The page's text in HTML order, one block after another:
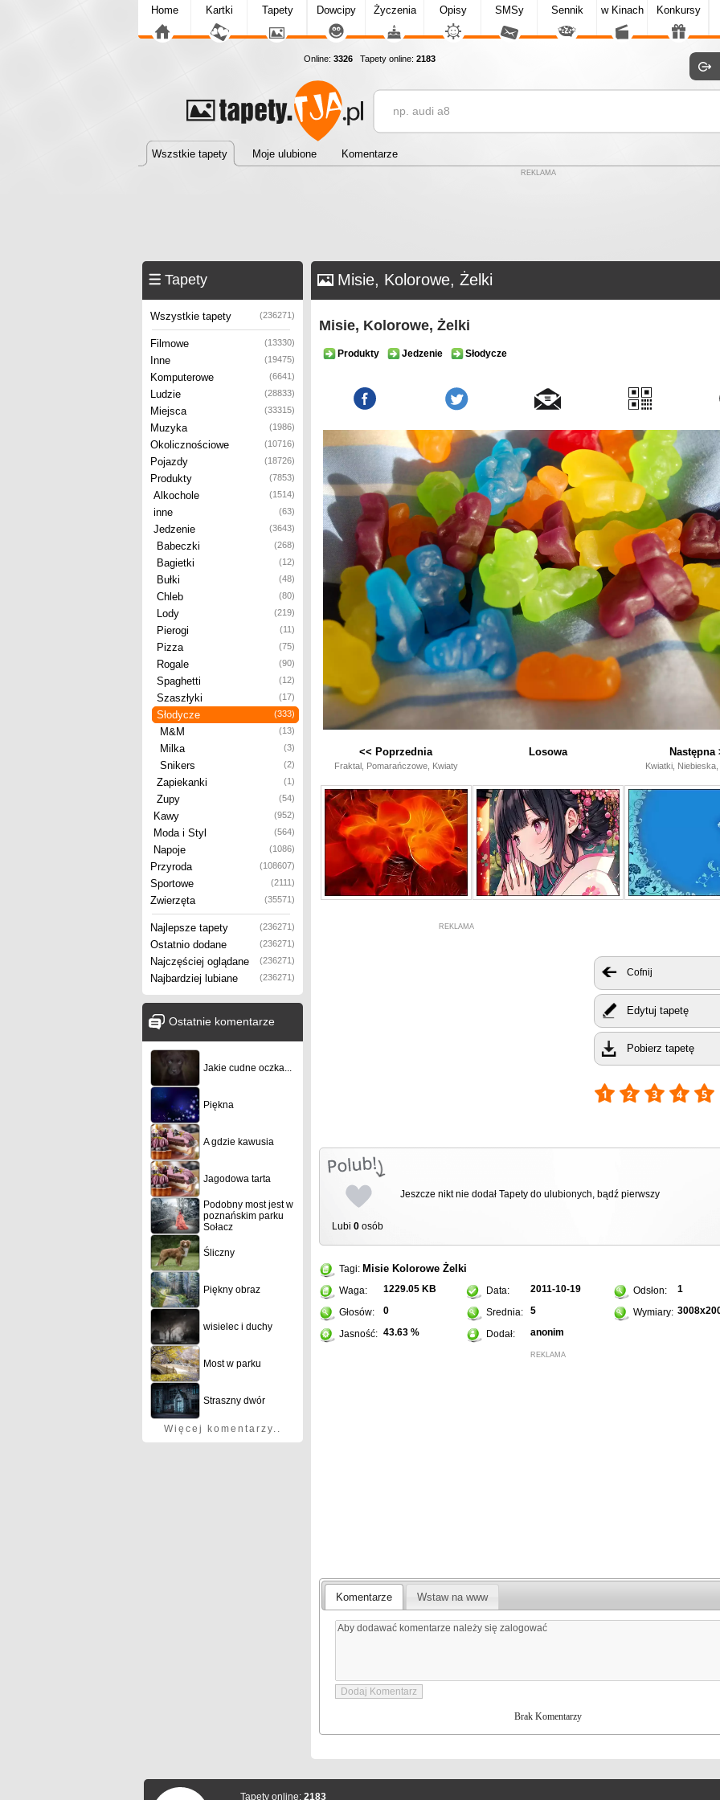
Home Kartki Tapety Dowcipy Życzenia Opisy SMSy Sennik w Kinach Konkursy
Online: 3326 Tapety online: 2183
Wszstkie tapety Moje ulubione Komentarze
REKLAMA
Tapety
Wszystkie tapety (236271)
Filmowe (13330)
Inne (19475)
Komputerowe (6641)
Ludzie (28833)
Miejsca (33315)
Muzyka (1986)
Okolicznościowe (10716)
Pojazdy (18726)
Produkty (7853)
Alkochole (1514)
inne (63)
Jedzenie (3643)
Babeczki (268)
Bagietki (12)
Bułki (48)
Chleb (80)
Lody (219)
Pierogi (11)
Pizza (75)
Rogale (90)
Spaghetti (12)
Szaszłyki (17)
Słodycze (333)
M&M (13)
Milka (3)
Snikers (2)
Zapiekanki (1)
Zupy (54)
Kawy (952)
Moda i Styl (564)
Napoje (1086)
Przyroda (108607)
Sportowe (2111)
Zwierzęta (35571)
Najlepsze tapety (236271)
Ostatnio dodane (236271)
Najczęściej oglądane (236271)
Najbardziej lubiane (236271)
Ostatnie komentarze
Jakie cudne oczka...
Piękna
A gdzie kawusia
Jagodowa tarta
Podobny most jest w
poznańskim parku
Sołacz
Śliczny
Piękny obraz
wisielec i duchy
Most w parku
Straszny dwór
Więcej komentarzy..
Misie, Kolorowe, Żelki
Misie, Kolorowe, Żelki
Produkty Jedzenie Słodycze
<< Poprzednia
Fraktal, Pomarańczowe, Kwiaty
Losowa Następna
Kwiatki,
REKLAMA
Cofnij
Edytuj tapetę
Pobierz tapetę
Lubi 0 osób
Jeszcze nikt nie dodał Tapety do ulubionych, bądź pierwszy
Tagi: Misie Kolorowe Żelki
Waga: 1229.05 KB Data: 2011-10-19 Odsłon: 1
Głosów: 0 Srednia: 5 Wymiary:
Jasność: 43.63 % Dodał: anonim
REKLAMA
Komentarze Wstaw na www
Brak Komentarzy
Tapety online: 2183